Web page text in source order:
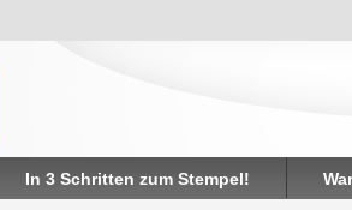
In 3 Schritten zum Stempel!